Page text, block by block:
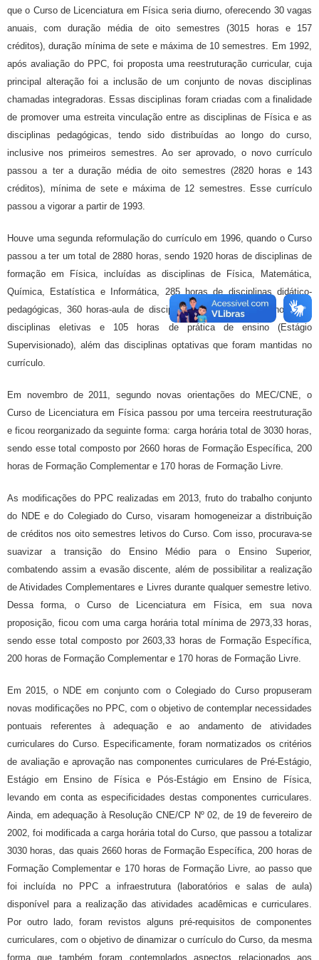
que o Curso de Licenciatura em Física seria diurno, oferecendo 30 vagas
anuais, com duração média de oito semestres (3015 horas e 157
créditos), duração mínima de sete e máxima de 10 semestres. Em 1992,
após avaliação do PPC, foi proposta uma reestruturação curricular, cuja
principal alteração foi a inclusão de um conjunto de novas disciplinas
chamadas integradoras. Essas disciplinas foram criadas com a finalidade
de promover uma estreita vinculação entre as disciplinas de Física e as
disciplinas pedagógicas, tendo sido distribuídas ao longo do curso,
inclusive nos primeiros semestres. Ao ser aprovado, o novo currículo
passou a ter a duração média de oito semestres (2820 horas e 143
créditos), mínima de sete e máxima de 12 semestres. Esse currículo
passou a vigorar a partir de 1993.
Houve uma segunda reformulação do currículo em 1996, quando o Curso
passou a ter um total de 2880 horas, sendo 1920 horas de disciplinas de
formação em Física, incluídas as disciplinas de Física, Matemática,
Química, Estatística e Informática, 285 horas de disciplinas didático-
pedagógicas, 360 horas-aula de disciplinas integradoras, 210 horas de
disciplinas eletivas e 105 horas de prática de ensino (Estágio
Supervisionado), além das disciplinas optativas que foram mantidas no
currículo.
Em novembro de 2011, segundo novas orientações do MEC/CNE, o
Curso de Licenciatura em Física passou por uma terceira reestruturação
e ficou reorganizado da seguinte forma: carga horária total de 3030 horas,
sendo esse total composto por 2660 horas de Formação Específica, 200
horas de Formação Complementar e 170 horas de Formação Livre.
As modificações do PPC realizadas em 2013, fruto do trabalho conjunto
do NDE e do Colegiado do Curso, visaram homogeneizar a distribuição
de créditos nos oito semestres letivos do Curso. Com isso, procurava-se
suavizar a transição do Ensino Médio para o Ensino Superior,
combatendo assim a evasão discente, além de possibilitar a realização
de Atividades Complementares e Livres durante qualquer semestre letivo.
Dessa forma, o Curso de Licenciatura em Física, em sua nova
proposição, ficou com uma carga horária total mínima de 2973,33 horas,
sendo esse total composto por 2603,33 horas de Formação Específica,
200 horas de Formação Complementar e 170 horas de Formação Livre.
Em 2015, o NDE em conjunto com o Colegiado do Curso propuseram
novas modificações no PPC, com o objetivo de contemplar necessidades
pontuais referentes à adequação e ao andamento de atividades
curriculares do Curso. Especificamente, foram normatizados os critérios
de avaliação e aprovação nas componentes curriculares de Pré-Estágio,
Estágio em Ensino de Física e Pós-Estágio em Ensino de Física,
levando em conta as especificidades destas componentes curriculares.
Ainda, em adequação à Resolução CNE/CP Nº 02, de 19 de fevereiro de
2002, foi modificada a carga horária total do Curso, que passou a totalizar
3030 horas, das quais 2660 horas de Formação Específica, 200 horas de
Formação Complementar e 170 horas de Formação Livre, ao passo que
foi incluída no PPC a infraestrutura (laboratórios e salas de aula)
disponível para a realização das atividades acadêmicas e curriculares.
Por outro lado, foram revistos alguns pré-requisitos de componentes
curriculares, com o objetivo de dinamizar o currículo do Curso, da mesma
forma que também foram contemplados aspectos relacionados aos